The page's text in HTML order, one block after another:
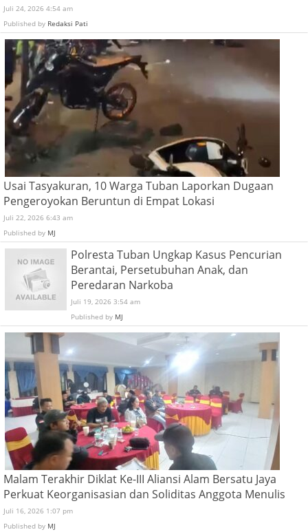
Juli 24, 2026 4:54 am
Published by Redaksi Pati
Usai Tasyakuran, 10 Warga Tuban Laporkan Dugaan
Pengeroyokan Beruntun di Empat Lokasi
Juli 22, 2026 6:43 am
Published by MJ
Polresta Tuban Ungkap Kasus Pencurian
Berantai, Persetubuhan Anak, dan
Peredaran Narkoba
Juli 19, 2026 3:54 am
Published by MJ
Malam Terakhir Diklat Ke-III Aliansi Alam Bersatu Jaya
Perkuat Keorganisasian dan Soliditas Anggota Menulis
Juli 16, 2026 1:07 pm
Published by MJ